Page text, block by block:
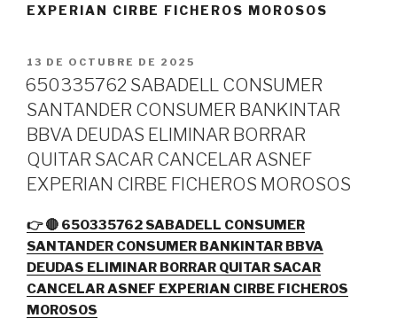
EXPERIAN CIRBE FICHEROS MOROSOS
PUBLICADO
EL
13 DE OCTUBRE DE 2025
650335762 SABADELL CONSUMER
SANTANDER CONSUMER BANKINTAR
BBVA DEUDAS ELIMINAR BORRAR
QUITAR SACAR CANCELAR ASNEF
EXPERIAN CIRBE FICHEROS MOROSOS
👉 🔴 650335762 SABADELL CONSUMER
SANTANDER CONSUMER BANKINTAR BBVA
DEUDAS ELIMINAR BORRAR QUITAR SACAR
CANCELAR ASNEF EXPERIAN CIRBE FICHEROS
MOROSOS